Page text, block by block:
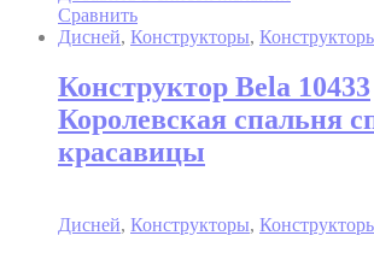
Сравнить
Дисней, Конструкторы,
Конструктор Bela 10433
Королевская спальня
красавицы
Дисней, Конструкторы,